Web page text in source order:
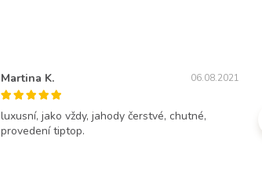
Martina K. 06.08.2021
luxusní, jako vždy, jahody čerstvé, chutné,
provedení tiptop.